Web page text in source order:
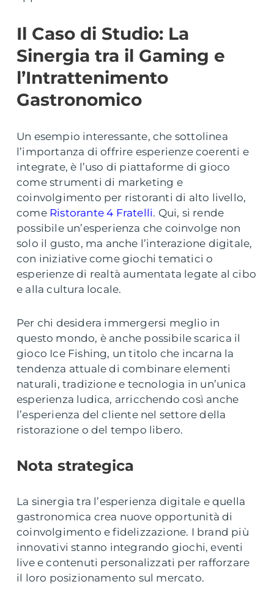
Il Caso di Studio: La
Sinergia tra il Gaming e
l’Intrattenimento
Gastronomico
Un esempio interessante, che sottolinea
l’importanza di offrire esperienze coerenti e
integrate, è l’uso di piattaforme di gioco
come strumenti di marketing e
coinvolgimento per ristoranti di alto livello,
come Ristorante 4 Fratelli. Qui, si rende
possibile un’esperienza che coinvolge non
solo il gusto, ma anche l’interazione digitale,
con iniziative come giochi tematici o
esperienze di realtà aumentata legate al cibo
e alla cultura locale.
Per chi desidera immergersi meglio in
questo mondo, è anche possibile scarica il
gioco Ice Fishing, un titolo che incarna la
tendenza attuale di combinare elementi
naturali, tradizione e tecnologia in un’unica
esperienza ludica, arricchendo così anche
l’esperienza del cliente nel settore della
ristorazione o del tempo libero.
Nota strategica
La sinergia tra l’esperienza digitale e quella
gastronomica crea nuove opportunità di
coinvolgimento e fidelizzazione. I brand più
innovativi stanno integrando giochi, eventi
live e contenuti personalizzati per rafforzare
il loro posizionamento sul mercato.